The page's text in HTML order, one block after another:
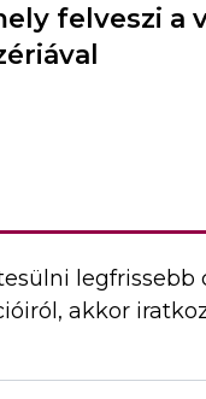
felveszi a
legfrissebb
akkor